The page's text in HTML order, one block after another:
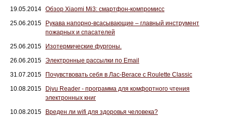
19.05.2014 Обзор Xiaomi Mi3: смартфон-компромисс
25.06.2015
Рукава напорно-всасывающие – главный инструмент
пожарных и спасателей
25.06.2015
Изотермические фургоны.
26.06.2015 Электронные рассылки по Email
31.07.2015
Почувствовать себя в Лас-Вегасе с Roulette Сlassic
10.08.2015
Djvu Reader - программа для комфортного чтения
электронных книг
10.08.2015
Вреден ли wifi для здоровья человека?